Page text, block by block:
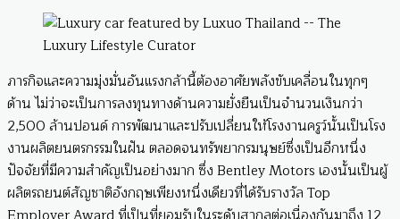
ภารกิจและความมุ่งมั่นอันแรงกล้านี้ต้องอาศัยพลังขับเคลื่อนในทุกๆ
ด้าน ไม่ว่าจะเป็นการลงทุนทางด้านความยั่งยืนเป็นจำนวนเงินกว่า
2,500 ล้านปอนด์ การพัฒนาและปรับเปลี่ยนให้โรงงานครูว์นั้นเป็นโรง
งานผลิตยนตรกรรมในฝัน ตลอดจนทรัพยากรมนุษย์ซึ่งเป็นอีกหนึ่ง
ปัจจัยที่มีความสำคัญเป็นอย่างมาก ซึ่ง Bentley Motors เองนั้นเป็นผู้
ผลิตรถยนต์สัญชาติอังกฤษเพียงหนึ่งเดียวที่ได้รับรางวัล Top